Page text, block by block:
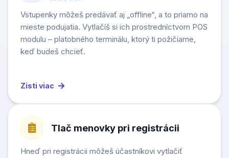
Vstupenky môžeš predávať aj „offline“, a to priamo na
mieste podujatia. Vytlačíš si ich prostredníctvom POS
modulu – platobného terminálu, ktorý ti požičiame,
keď budeš chcieť.
Zisti viac
Tlač menovky pri registrácii
Hneď pri registrácii môžeš účastníkovi vytlačiť